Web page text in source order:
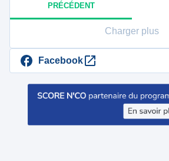
PRÉCÉDENT
Charger plus
Facebook